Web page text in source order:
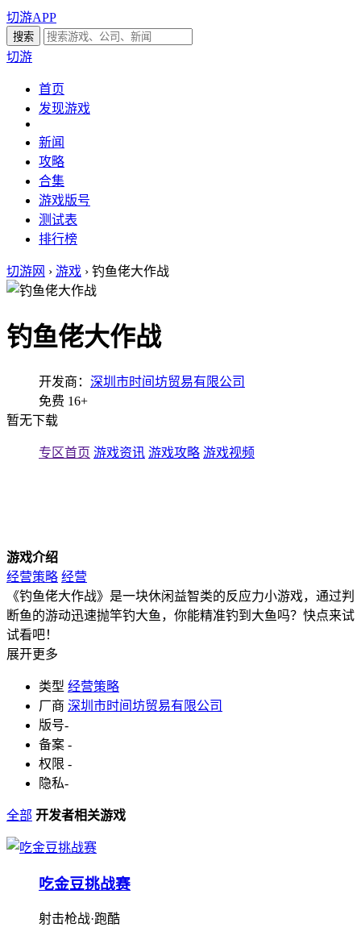
切游APP
切游
首页
发现游戏
新闻
攻略
合集
游戏版号
测试表
排行榜
切游网 › 游戏 › 钓鱼佬大作战
钓鱼佬大作战
开发商： 深圳市时间坊贸易有限公司
免费 16+
暂无下载
专区首页 游戏资讯 游戏攻略 游戏视频
游戏介绍
经营策略 经营
《钓鱼佬大作战》是一块休闲益智类的反应力小游戏，通过判
断鱼的游动迅速抛竿钓大鱼，你能精准钓到大鱼吗？快点来试
试看吧！
展开更多
类型 经营策略
厂商 深圳市时间坊贸易有限公司
版号-
备案 -
权限 -
隐私-
全部 开发者相关游戏
吃金豆挑战赛
射击枪战·跑酷